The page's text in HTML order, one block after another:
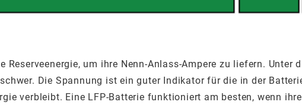
Reserveenergie, um ihre Nenn-Anlass-Ampere zu liefern.
Die Spannung ist ein guter Indikator für die in der
verbleibt. Eine LFP-Batterie funktioniert am besten, wenn